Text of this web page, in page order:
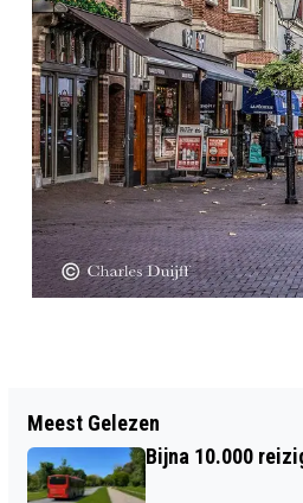
HAARLEM VIERT 775-
"DOOR HAAR LIGGING
Meest Gelezen
Bijna 10.000